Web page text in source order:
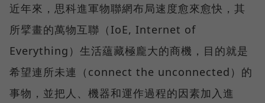
近年來，思科進軍物聯網布局速度愈來愈快，其
所擘畫的萬物互聯（IoE, Internet of
Everything）生活蘊藏極龐大的商機，目的就是
希望連所未連（connect the unconnected）的
事物，並把人、機器和運作過程的因素加入進